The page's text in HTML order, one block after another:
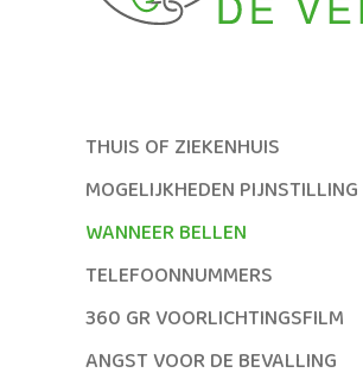
THUIS OF ZIEKENHUIS
MOGELIJKHEDEN PIJNSTILLING
WANNEER BELLEN
TELEFOONNUMMERS
360 GR VOORLICHTINGSFILM
ANGST VOOR DE BEVALLING